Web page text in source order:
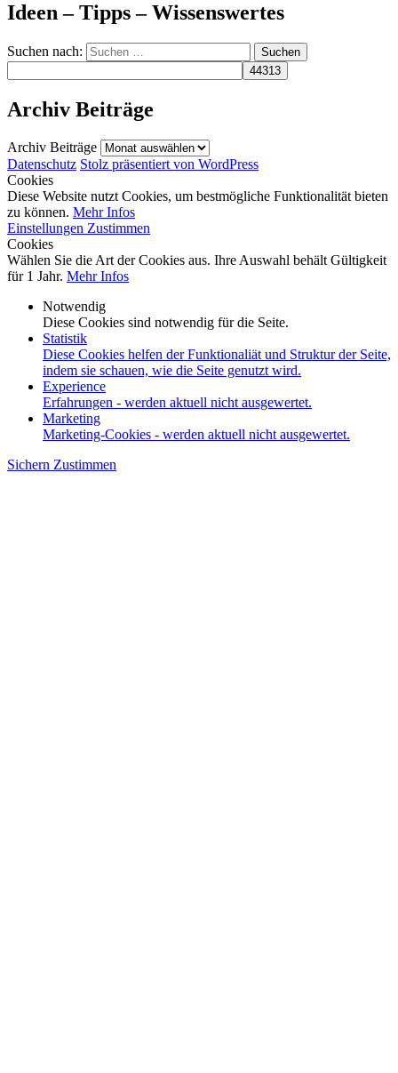
Ideen – Tipps – Wissenswertes
Suchen nach:
Archiv Beiträge
Archiv Beiträge
Datenschutz Stolz präsentiert von WordPress
Cookies
Diese Website nutzt Cookies, um bestmögliche Funktionalität bieten
zu können. Mehr Infos
Einstellungen Zustimmen
Cookies
Wählen Sie die Art der Cookies aus. Ihre Auswahl behält Gültigkeit
für 1 Jahr. Mehr Infos
Notwendig
Diese Cookies sind notwendig für die Seite.
Statistik
Diese Cookies helfen der Funktionaliät und Struktur der Seite,
indem sie schauen, wie die Seite genutzt wird.
Experience
Erfahrungen - werden aktuell nicht ausgewertet.
Marketing
Marketing-Cookies - werden aktuell nicht ausgewertet.
Sichern Zustimmen